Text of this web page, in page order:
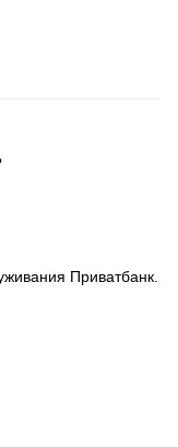
Приватбанк.